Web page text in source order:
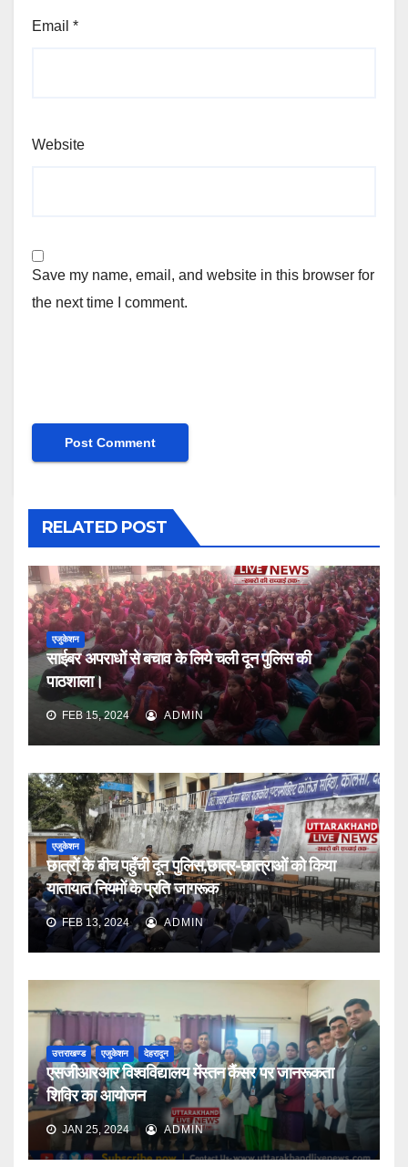
Email *
Website
Save my name, email, and website in this browser for
the next time I comment.
RELATED POST
एजुकेशन
साईबर अपराधों से बचाव के लिये चली दून पुलिस की
पाठशाला।
FEB 15, 2024 ADMIN
एजुकेशन
छात्रों के बीच पहुँची दून पुलिस,छात्र-छात्राओं को किया
यातायात नियमों के प्रति जागरूक
FEB 13, 2024 ADMIN
उत्तराखण्ड एजुकेशन देहरादून
एसजीआरआर विश्वविद्यालय मेंस्तन कैंसर पर जानरूकता
शिविर का आयोजन
JAN 25, 2024 ADMIN